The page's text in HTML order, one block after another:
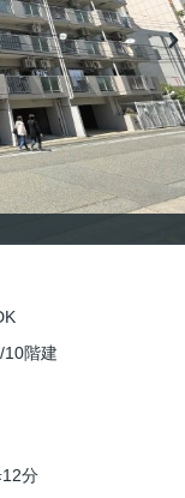
10階建
12分